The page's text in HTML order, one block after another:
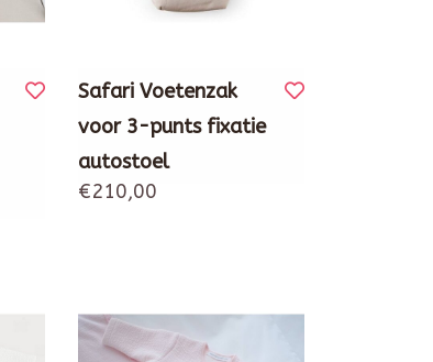
Safari Voetenzak
voor 3-punts fixatie
autostoel
€210,00